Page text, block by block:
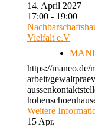
14. April 2027
17:00 - 19:00
Vielfalt e.V
https://maneo.de/
arbeit/
Weitere
15 Apr.